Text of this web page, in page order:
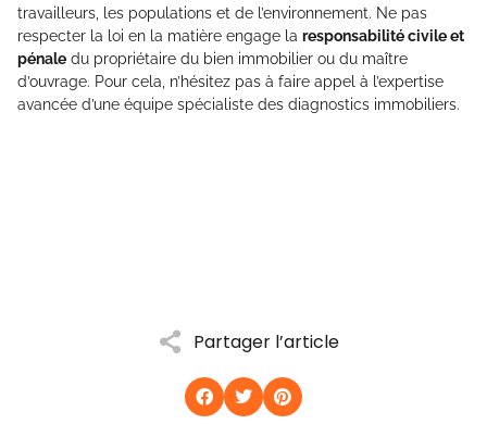
Partager l’article
travailleurs, les populations et de l’environnement. Ne pas
respecter la loi en la matière engage la responsabilité civile et
pénale du propriétaire du bien immobilier ou du maître
d’ouvrage. Pour cela, n’hésitez pas à faire appel à l’expertise
avancée d’une équipe spécialiste des diagnostics immobiliers.